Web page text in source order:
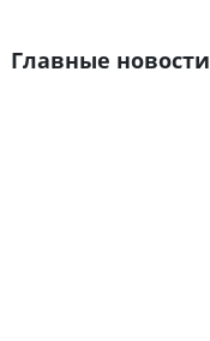
Главные новости